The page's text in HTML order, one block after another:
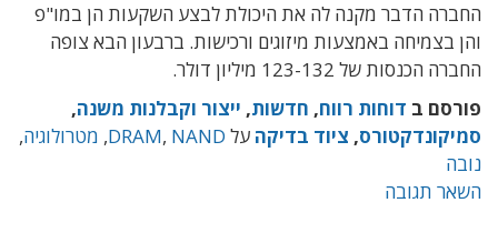
החברה הדבר מקנה לה את היכולת לבצע השקעות הן במו"פ
והן בצמיחה באמצעות מיזוגים ורכישות. ברבעון הבא צופה
החברה הכנסות של 123-132 מיליון דולר.
פורסם ב דוחות רווח, חדשות, ייצור וקבלנות משנה,
סמיקונדקטורס, ציוד בדיקה על DRAM, NAND
, מטרולוגיה,
נובה
השאר תגובה